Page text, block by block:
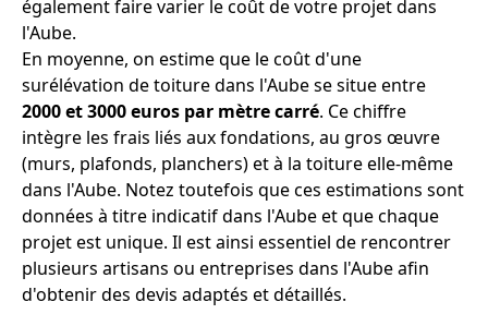
également faire varier le coût de votre projet dans
l'Aube.
En moyenne, on estime que le coût d'une
surélévation de toiture dans l'Aube se situe entre
2000 et 3000 euros par mètre carré. Ce chiffre
intègre les frais liés aux fondations, au gros œuvre
(murs, plafonds, planchers) et à la toiture elle-même
dans l'Aube. Notez toutefois que ces estimations sont
données à titre indicatif dans l'Aube et que chaque
projet est unique. Il est ainsi essentiel de rencontrer
plusieurs artisans ou entreprises dans l'Aube afin
d'obtenir des devis adaptés et détaillés.